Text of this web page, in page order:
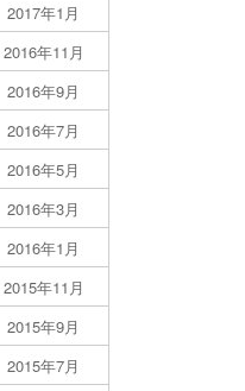
2017年1月
2016年11月
2016年9月
2016年7月
2016年5月
2016年3月
2016年1月
2015年11月
2015年9月
2015年7月